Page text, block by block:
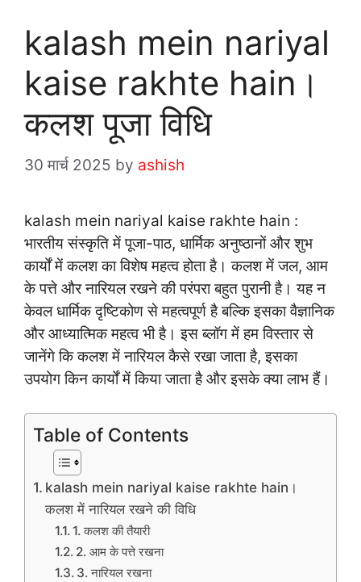
kalash mein nariyal
kaise rakhte hain।
कलश पूजा विधि
30 मार्च 2025 by ashish
kalash mein nariyal kaise rakhte hain :
भारतीय संस्कृति में पूजा-पाठ, धार्मिक अनुष्ठानों और शुभ
कार्यों में कलश का विशेष महत्व होता है। कलश में जल, आम
के पत्ते और नारियल रखने की परंपरा बहुत पुरानी है। यह न
केवल धार्मिक दृष्टिकोण से महत्वपूर्ण है बल्कि इसका वैज्ञानिक
और आध्यात्मिक महत्व भी है। इस ब्लॉग में हम विस्तार से
जानेंगे कि कलश में नारियल कैसे रखा जाता है, इसका
उपयोग किन कार्यों में किया जाता है और इसके क्या लाभ हैं।
Table of Contents
kalash mein nariyal kaise rakhte hain।
कलश में नारियल रखने की विधि
1. कलश की तैयारी
2. आम के पत्ते रखना
3. नारियल रखना